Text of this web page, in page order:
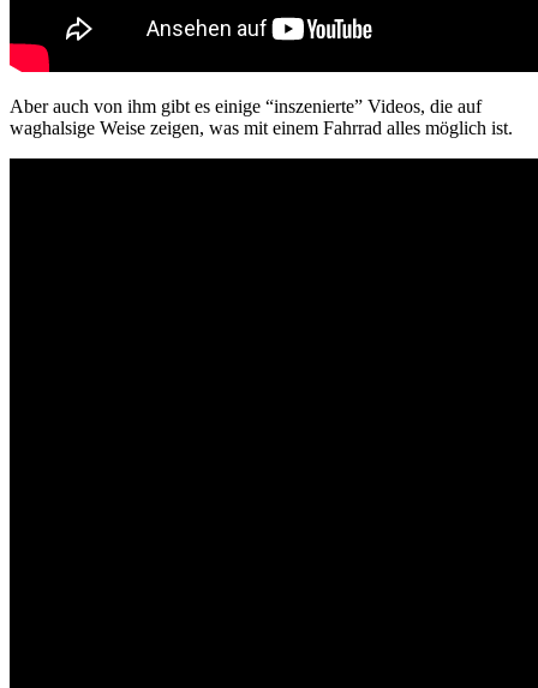
Aber auch von ihm gibt es einige “inszenierte” Videos, die auf
waghalsige Weise zeigen, was mit einem Fahrrad alles möglich ist.